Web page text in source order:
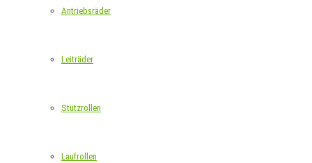
Antriebsräder
Leiträder
Stützrollen
Laufrollen